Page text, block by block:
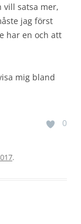
vill satsa mer,
jag först
har en och att
mig bland
0
.